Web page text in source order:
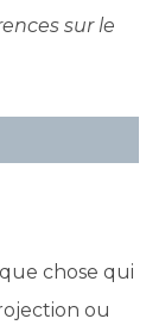
sur le
chose qui
ou